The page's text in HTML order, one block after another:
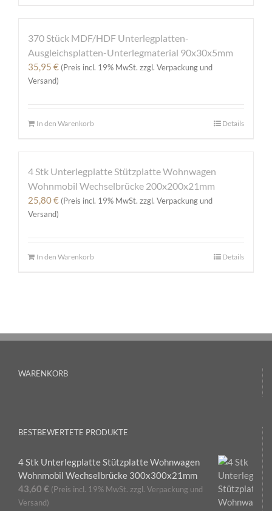
370 Stück MDF/HDF Unterlegplatten-
Ausgleichsplatten-Unterlegmaterial 90x30x5mm
35,95 € (Preis incl. 19% MwSt. zzgl. Verpackung und
Versand)
In den Warenkorb Details
4 Stk Unterlegplatte Stützplatte Wohnwagen
Wohnmobil Wechselbrücke 200x200x21mm
25,80€ (Preis incl. 19% MwSt. zzgl. Verpackung und
Versand)
In den Warenkorb Details
WARENKORB
BESTBEWERTETE PRODUKTE
4 Stk Unterlegplatte Stützplatte Wohnwagen
Wohnmobil Wechselbrücke 300x300x21mm
43,60 € (Preis incl. 19% MwSt. zzgl. Verpackung und
Versand)